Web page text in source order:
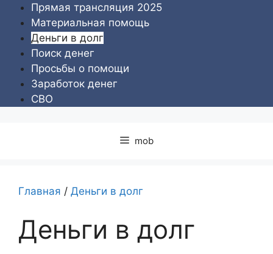
Перейти
содержимому
Прямая трансляция 2025
Материальная помощь
Деньги в долг
Поиск денег
Просьбы о помощи
Заработок денег
СВО
mob
Главная / Деньги в долг
Деньги в долг